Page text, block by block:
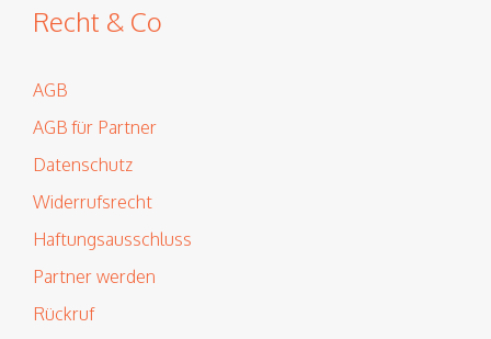
Recht & Co
AGB
AGB für Partner
Datenschutz
Widerrufsrecht
Haftungsausschluss
Partner werden
Rückruf